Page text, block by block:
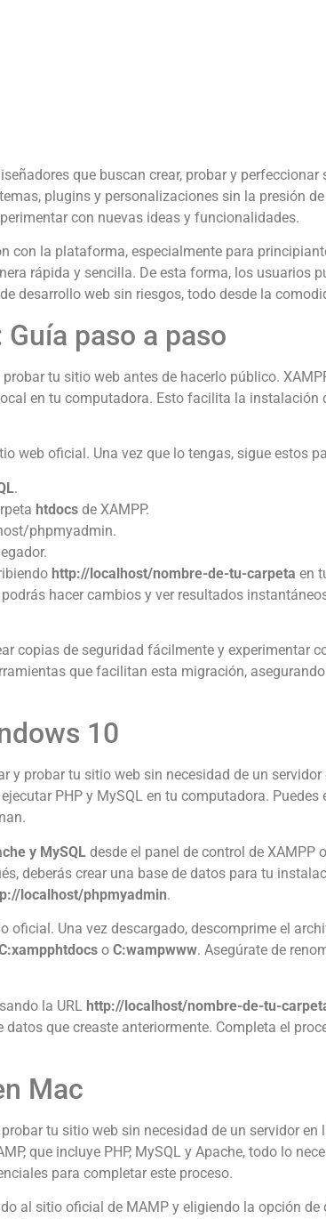
que buscan crear, probar y
plugins y personalizaciones sin la presión
con nuevas ideas y funcionalidades.
la plataforma, especialmente para
rápida y sencilla. De esta forma, los usuarios
desarrollo web sin riesgos, todo desde la
paso a paso
tu sitio web antes de hacerlo público.
en tu computadora. Esto facilita la instalación
web oficial. Una vez que lo tengas, sigue estos
.
htdocs de XAMPP.
phpmyadmin.
http://localhost/nombre-de-tu-carpeta en
hacer cambios y ver resultados
copias de seguridad fácilmente y experimentar
que facilitan esta migración,
10
y probar tu sitio web sin necesidad de un
PHP y MySQL en tu computadora.
y MySQL desde el panel de control de XAMPP
deberás crear una base de datos para tu
localhost/phpmyadmin.
oficial. Una vez descargado, descomprime el
o C:wampwww. Asegúrate de
la URL http://localhost/nombre-de-tu-
que creaste anteriormente. Completa el
Mac
tu sitio web sin necesidad de un servidor en
que incluye PHP, MySQL y Apache, todo lo
para completar este proceso.
al sitio oficial de MAMP y eligiendo la opción